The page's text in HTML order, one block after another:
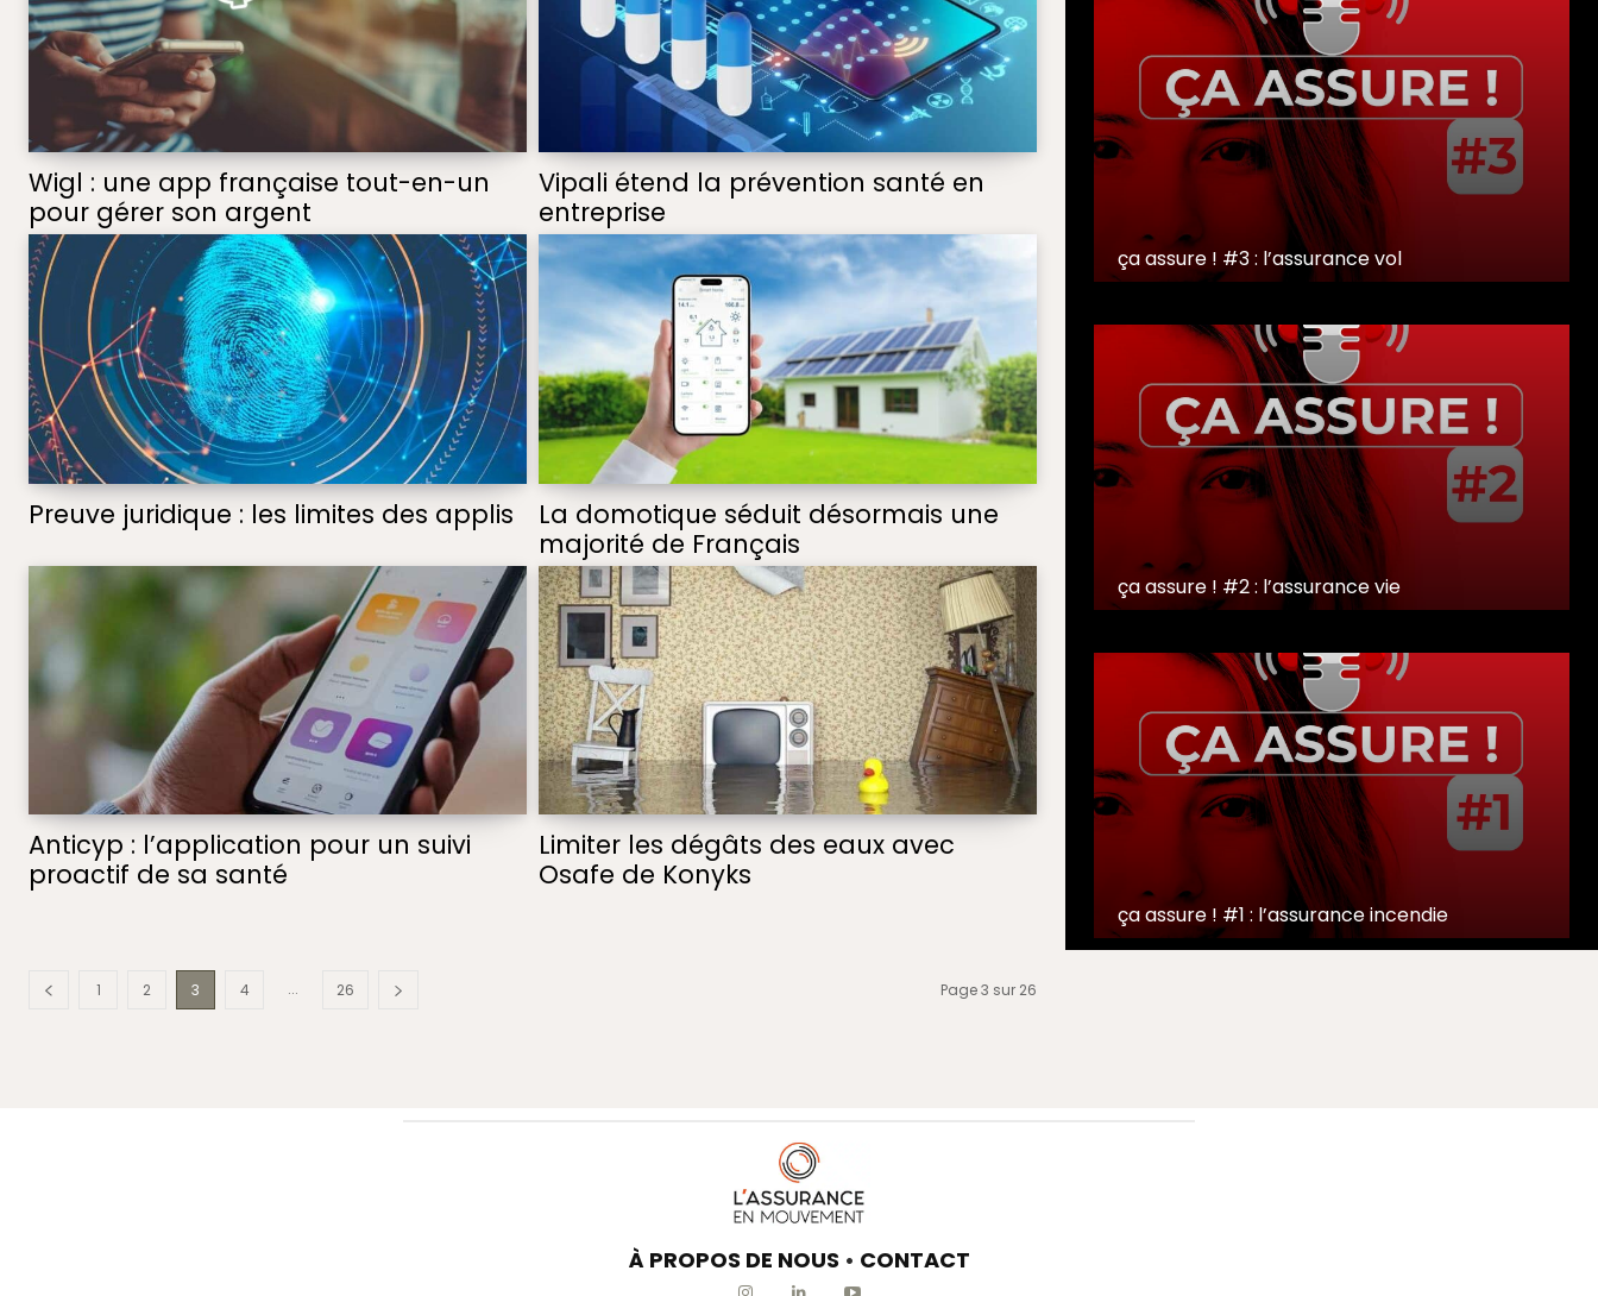
Wigl : une app française tout-en-un
pour gérer son argent
Vipali étend la prévention santé en
entreprise
Preuve juridique : les limites des applis
La domotique séduit désormais une
majorité de Français
Anticyp : l’application pour un suivi
proactif de sa santé
Limiter les dégâts des eaux avec
Osafe de Konyks
1 2 3 4 ... 26 Page 3 sur 26
ça assure ! #3 : l’assurance vol
ça assure ! #2 : l’assurance vie
ça assure ! #1 : l’assurance incendie
À PROPOS DE NOUS • CONTACT